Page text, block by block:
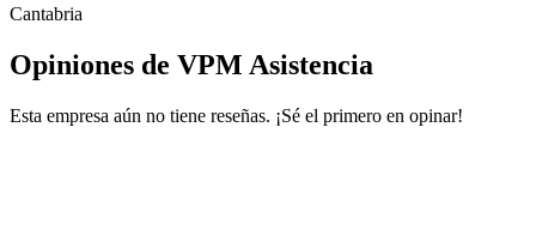
Cantabria
Opiniones de VPM Asistencia
Esta empresa aún no tiene reseñas. ¡Sé el primero en opinar!